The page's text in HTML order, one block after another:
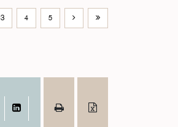
3 4 5
WhatsAppLinkedIn